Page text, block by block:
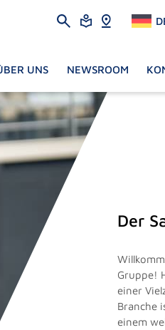
UNS NEWSROOM
Der
Gruppe!
einer
Branche
einem